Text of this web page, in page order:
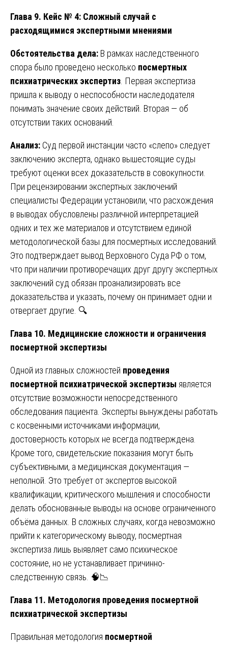
Глава 9. Кейс № 4: Сложный случай с
расходящимися экспертными мнениями
Обстоятельства дела: В рамках наследственного
спора было проведено несколько посмертных
психиатрических экспертиз. Первая экспертиза
пришла к выводу о неспособности наследодателя
понимать значение своих действий. Вторая — об
отсутствии таких оснований.
Анализ: Суд первой инстанции часто «слепо» следует
заключению эксперта, однако вышестоящие суды
требуют оценки всех доказательств в совокупности.
При рецензировании экспертных заключений
специалисты Федерации установили, что расхождения
в выводах обусловлены различной интерпретацией
одних и тех же материалов и отсутствием единой
методологической базы для посмертных исследований.
Это подтверждает вывод Верховного Суда РФ о том,
что при наличии противоречащих друг другу экспертных
заключений суд обязан проанализировать все
доказательства и указать, почему он принимает одни и
отвергает другие. 🔍
Глава 10. Медицинские сложности и ограничения
посмертной экспертизы
Одной из главных сложностей проведения
посмертной психиатрической экспертизы является
отсутствие возможности непосредственного
обследования пациента. Эксперты вынуждены работать
с косвенными источниками информации,
достоверность которых не всегда подтверждена.
Кроме того, свидетельские показания могут быть
субъективными, а медицинская документация —
неполной. Это требует от экспертов высокой
квалификации, критического мышления и способности
делать обоснованные выводы на основе ограниченного
объёма данных. В сложных случаях, когда невозможно
прийти к категорическому выводу, посмертная
экспертиза лишь выявляет само психическое
состояние, но не устанавливает причинно-
следственную связь. 🧠📉
Глава 11. Методология проведения посмертной
психиатрической экспертизы
Правильная методология посмертной